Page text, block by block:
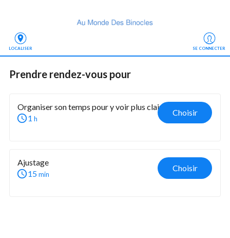
LOCALISER SE CONNECTER
Prendre rendez-vous pour
Choisir
Organiser son temps pour y voir plus clair
1 h
Choisir
Ajustage
15min